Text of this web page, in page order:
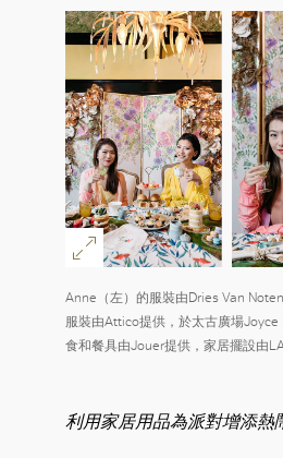
Anne（左）的服裝由Dries Van
服裝由Attico提供，於太古廣場
食和餐具由Jouer提供，家居擺設由
利用家居用品為派對增添